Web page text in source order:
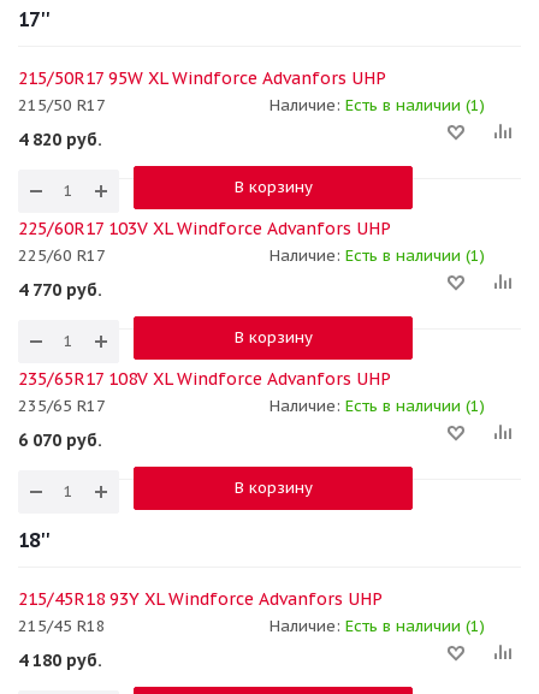
17''
215/50R17 95W XL Windforce Advanfors UHP
215/50 R17 Наличие: Есть в наличии (1)
4 820 руб.
В корзину
225/60R17 103V XL Windforce Advanfors UHP
225/60 R17 Наличие: Есть в наличии (1)
4 770 руб.
В корзину
235/65R17 108V XL Windforce Advanfors UHP
235/65 R17 Наличие: Есть в наличии (1)
6 070 руб.
В корзину
18''
215/45R18 93Y XL Windforce Advanfors UHP
215/45 R18 Наличие: Есть в наличии (1)
4 180 руб.